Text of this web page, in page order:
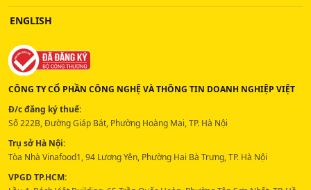
ENGLISH
CÔNG TY CỔ PHẦN CÔNG NGHỆ VÀ THÔNG TIN DOANH NGHIỆP VIỆT
Đ/c đăng ký thuế:
Số 222B, Đường Giáp Bát, Phường Hoàng Mai, TP. Hà Nội
Trụ sở Hà Nội:
Tòa Nhà Vinafood1, 94 Lương Yên, Phường Hai Bà Trưng, TP. Hà Nội
VPGD TP.HCM: